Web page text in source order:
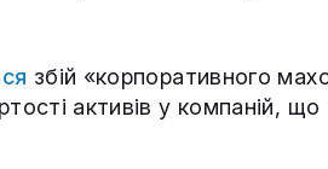
збій «корпоративного
активів у компаній, що